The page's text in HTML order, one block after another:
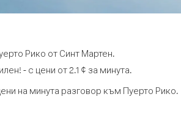
Рико от Синт Мартен.
- с цени от 2.1 ¢ за минута.
на минута разговор към Пуерто Рико.